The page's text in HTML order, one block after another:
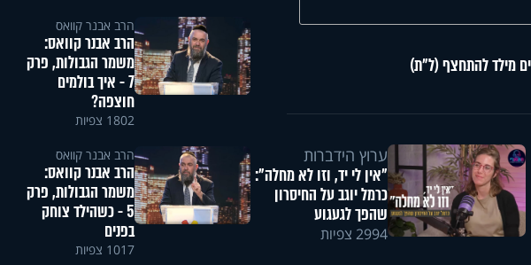
מילד להתחצף (ל"ת)
ערוץ הידברות
"אין לי יד, וזו לא מחלה":
כרמל יוגב על החיסרון
שהפך לגעגוע
2994 צפיות
הרב אבנר קוואס
הרב אבנר קוואס:
משמר הגבולות, פרק
7 - איך בולמים
חוצפה?
1802 צפיות
הרב אבנר קוואס
הרב אבנר קוואס:
משמר הגבולות, פרק
5 - כשהילד צוחק
בפנים
1017 צפיות